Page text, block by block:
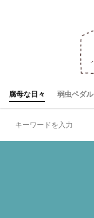
腐母な日々 弱虫ペダル